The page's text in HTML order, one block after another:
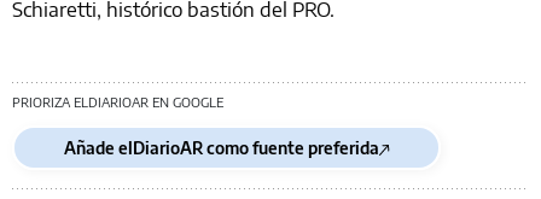
Schiaretti, histórico bastión del PRO.
PRIORIZA ELDIARIOAR EN GOOGLE
Añade elDiarioAR como fuente preferida